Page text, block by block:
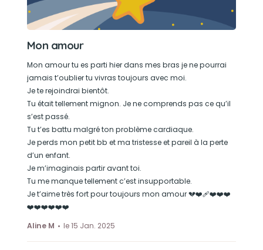
Mon amour
Mon amour tu es parti hier dans mes bras je ne pourrai
jamais t’oublier tu vivras toujours avec moi.
Je te rejoindrai bientôt.
Tu était tellement mignon. Je ne comprends pas ce qu’il
s’est passé.
Tu t’es battu malgré ton problème cardiaque.
Je perds mon petit bb et ma tristesse et pareil à la perte
d’un enfant.
Je m’imaginais partir avant toi.
Tu me manque tellement c’est insupportable.
Je t’aime très fort pour toujours mon amour 💔❤️‍🩹❤️❤️❤️
❤️❤️❤️❤️❤️❤️
Aline M
le 15 Jan. 2025